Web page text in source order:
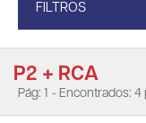
FILTROS
P2 + RCA
Pág: 1 - Encontrados: 4